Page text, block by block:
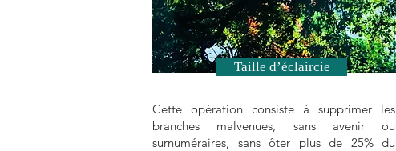
Taille d’éclaircie
Cette opération consiste à supprimer les
branches malvenues, sans avenir ou
surnuméraires, sans ôter plus de 25% du